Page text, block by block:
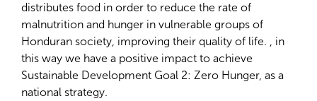
distributes food in order to reduce the rate of
malnutrition and hunger in vulnerable groups of
Honduran society, improving their quality of life. , in
this way we have a positive impact to achieve
Sustainable Development Goal 2: Zero Hunger, as a
national strategy.